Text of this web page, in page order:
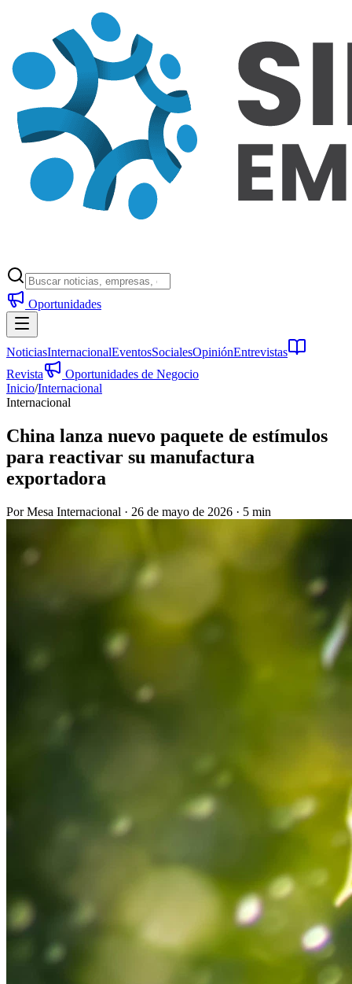
Oportunidades
NoticiasInternacionalEventosSocialesOpiniónEntrevistas
Revista
Oportunidades de Negocio
Inicio/Internacional
Internacional
China lanza nuevo paquete de estímulos
para reactivar su manufactura
exportadora
PorMesa Internacional · 26 de mayo de 2026 · 5 min